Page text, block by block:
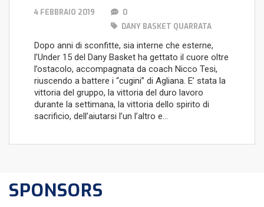
4 FEBBRAIO 2019
0
DANY BASKET QUARRATA
Dopo anni di sconfitte, sia interne che esterne,
l’Under 15 del Dany Basket ha gettato il cuore oltre
l’ostacolo, accompagnata da coach Nicco Tesi,
riuscendo a battere i “cugini” di Agliana. E’ stata la
vittoria del gruppo, la vittoria del duro lavoro
durante la settimana, la vittoria dello spirito di
sacrificio, dell’aiutarsi l’un l’altro e…
SPONSORS